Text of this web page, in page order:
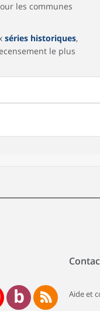
les communes
séries historiques,
le plus
Aide et